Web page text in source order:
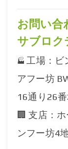
お問い合
サブロク
🏭 工場：ビ
アフー坊
16通り26
🏢 支店：
ンフー坊4